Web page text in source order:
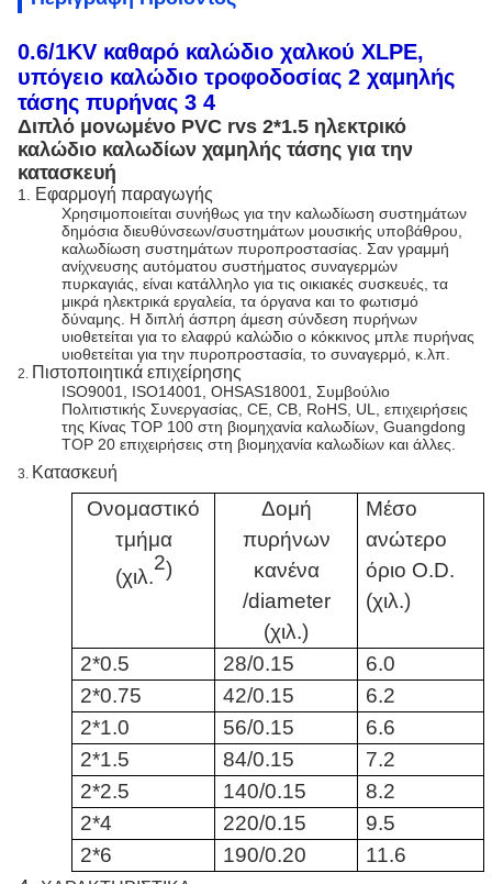
0.6/1KV καθαρό καλώδιο χαλκού XLPE,
υπόγειο καλώδιο τροφοδοσίας 2 χαμηλής
τάσης πυρήνας 3 4
Διπλό μονωμένο PVC rvs 2*1.5 ηλεκτρικό
καλώδιο καλωδίων χαμηλής τάσης για την
κατασκευή
1. Εφαρμογή παραγωγής
Χρησιμοποιείται συνήθως για την καλωδίωση συστημάτων
δημόσια διευθύνσεων/συστημάτων μουσικής υποβάθρου,
καλωδίωση συστημάτων πυροπροστασίας. Σαν γραμμή
ανίχνευσης αυτόματου συστήματος συναγερμών
πυρκαγιάς, είναι κατάλληλο για τις οικιακές συσκευές, τα
μικρά ηλεκτρικά εργαλεία, τα όργανα και το φωτισμό
δύναμης.
Η διπλή άσπρη άμεση σύνδεση πυρήνων
υιοθετείται για το ελαφρύ καλώδιο ο κόκκινος μπλε πυρήνας
υιοθετείται για την πυροπροστασία, το συναγερμό, κ.λπ.
2. Πιστοποιητικά επιχείρησης
ISO9001, ISO14001, OHSAS18001, Συμβούλιο
Πολιτιστικής Συνεργασίας, CE, CB, RoHS, UL, επιχειρήσεις
της Κίνας TOP 100 στη βιομηχανία καλωδίων, Guangdong
TOP 20 επιχειρήσεις στη βιομηχανία καλωδίων και άλλες.
3. Κατασκευή
Ονομαστικό
τμήμα
(χιλ.
2)
Δομή
πυρήνων
κανένα
/diameter
(χιλ.)
Μέσο
ανώτερο
όριο O.D.
(χιλ.)
2*0.5 28/0.15
6.0
2*0.75
42/0.15
6.2
2*1.0
56/0.15
6.6
2*1.5
84/0.15
7.2
2*2.5
140/0.15
8.2
2*4
220/0.15
9.5
2*6
190/0.20
11.6